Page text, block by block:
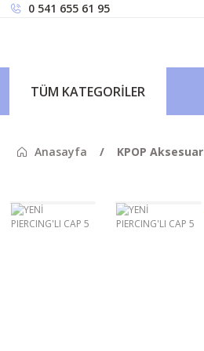
0 541 655 61 95
TÜM KATEGORİLER
Anasayfa KPOP Aksesuar